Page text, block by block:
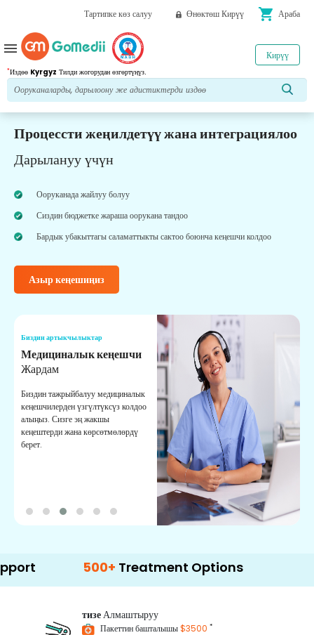
Тартипке көз салуу Өнөктөш Кирүү shopping_cart Араба
*Издөө Kyrgyz Тилди жогорудан өзгөртүңүз.
Кирүү
menu
Процессти жеңилдетүү жана интеграциялоо
Дарылануу үчүн
Ооруканада жайлуу болуу
Сиздин бюджетке жараша оорукана тандоо
Бардык убакыттагы саламаттыкты сактоо боюнча кеңешчи колдоо
Азыр кеңешиңиз
Биздин артыкчылыктар
Медициналык кеңешчи
Жардам
Биздин тажрыйбалуу медициналык
кеңешчилерден үзгүлтүксүз колдоо
алыңыз. Сизге эң жакшы
кеңештерди жана көрсөтмөлөрдү
берет.
500+ Treatment Options
тизеАлмаштыруу
Пакеттин башталышы$3500 *